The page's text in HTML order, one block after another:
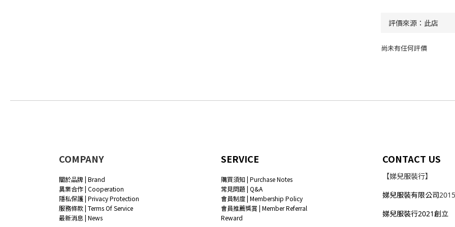
尚未有任何評價
COMPANY
關於品牌 | Brand
異業合作 | Cooperation
隱私保護 | Privacy Protection
服務條款 | Terms Of Service
最新消息 | News
SERVICE
購買須知 | Purchase Notes
常見問題 | Q&A
會員制度 | Membership Policy
會員推薦獎賞 | Member Referral
Reward
CONTACT US
【娣兒服裝行】
娣兒服裝有限公司
娣兒服裝行2021創立